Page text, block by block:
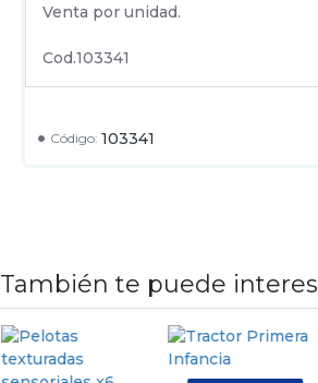
Código: 103341
Venta por unidad.
Cod.103341
También te puede